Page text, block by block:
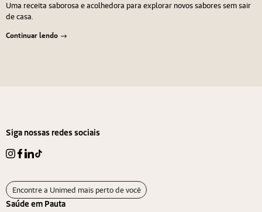
Uma receita saborosa e acolhedora para explorar novos sabores sem sair
de casa.
Continuar lendo
Siga nossas redes sociais
Encontre a Unimed mais perto de você
Saúde em Pauta